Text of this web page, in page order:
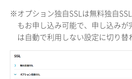
※オプション独自SSLは無料独自
もお申し込み可能で、申し込みが
は自動で利用しない設定に切り替